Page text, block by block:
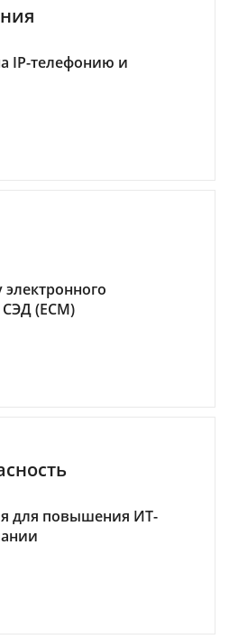
IP-телефонию и
(ECM)
для повышения ИТ-